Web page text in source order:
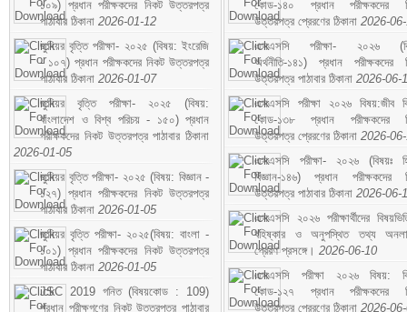
১০৯) প্রধান পরীক্ষকদের নিকট উত্তরপত্র
পাঠাবার ঠিকানা 2026-01-12
জুনিয়র বৃত্তি পরীক্ষা- ২০২৫ (বিষয়: ইংরেজি
- ১০৭) প্রধান পরীক্ষকদের নিকট উত্তরপত্র
পাঠাবার ঠিকানা 2026-01-07
জুনিয়র বৃত্তি পরীক্ষা- ২০২৫ (বিষয়:
বাংলাদেশ ও বিশ্ব পরিচয় - ১৫০) প্রধান
পরীক্ষকদের নিকট উত্তরপত্র পাঠাবার ঠিকানা
2026-01-05
জুনিয়র বৃত্তি পরীক্ষা- ২০২৫ (বিষয়: বিজ্ঞান -
১২৭) প্রধান পরীক্ষকদের নিকট উত্তরপত্র
পাঠাবার ঠিকানা 2026-01-05
জুনিয়র বৃত্তি পরীক্ষা- ২০২৫(বিষয়: বাংলা -
১০১) প্রধান পরীক্ষকদের নিকট উত্তরপত্র
পাঠাবার ঠিকানা 2026-01-05
JSC 2019 গনিত (বিষয়কোড : 109)
প্রধান পরীক্ষগণের নিকট উত্তরপত্র পাঠাবার
কোড-১৪০ প্রধান পরীক্ষকদের
উত্তরপত্র প্রেরণের ঠিকানা 2026-
এসএসসি পরীক্ষা- ২০২৬
অর্থনীতি-১৪১) প্রধান পরীক্ষকদের
উত্তরপত্র পাঠাবার ঠিকানা 2026-06-
এসএসসি পরীক্ষা ২০২৬ বিষয়:জীব
কোড-১৩৮ প্রধান পরীক্ষকদের
উত্তরপত্র প্রেরণের ঠিকানা 2026-
এসএসসি পরীক্ষা- ২০২৬ (বিষয়ঃ
বিজ্ঞান-১৪৬) প্রধান পরীক্ষকদের
উত্তরপত্র পাঠাবার ঠিকানা 2026-06-
এসএসসি ২০২৬ পরীক্ষার্থীদের
বহিষ্কার ও অনুপস্থিত তথ্য
প্রেরণ প্রসঙ্গে। 2026-06-10
এসএসসি পরীক্ষা ২০২৬ বিষয়:
কোড-১২৭ প্রধান পরীক্ষকদের
উত্তরপত্র প্রেরণের ঠিকানা 2026-